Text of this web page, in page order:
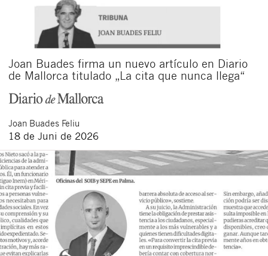
Joan Buades firma un nuevo artículo en Diario
de Mallorca titulado „La cita que nunca llega“
Joan Buades Feliu
18 de Juni de 2026